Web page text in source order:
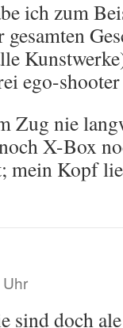
ich zum
ego-
Zug nie
X-Box
mein Kopf
sind doch